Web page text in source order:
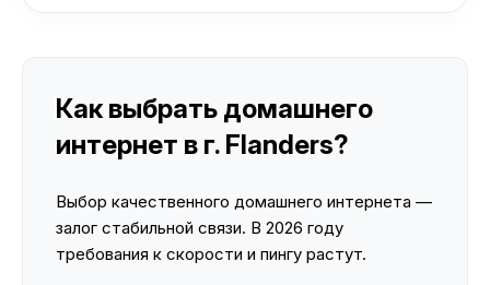
Как выбрать домашнего
интернет в г. Flanders?
Выбор качественного домашнего интернета —
залог стабильной связи. В 2026 году
требования к скорости и пингу растут.